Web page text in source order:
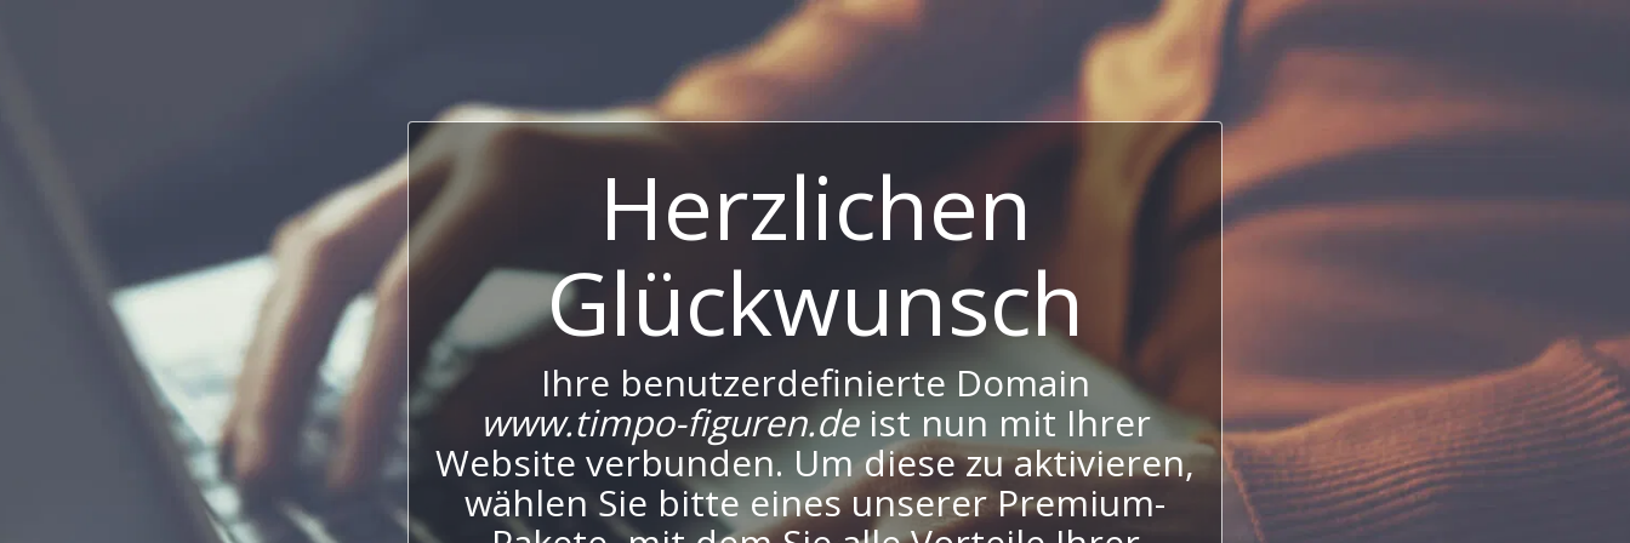
Herzlichen
Glückwunsch
Ihre benutzerdefinierte Domain
www.timpo-figuren.deist nun mit Ihrer
Website verbunden. Um diese zu aktivieren,
wählen Sie bitte eines unserer Premium-